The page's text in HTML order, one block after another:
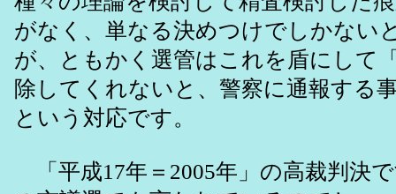
がなく、単なる決めつけでしかない
が、ともかく選管はこれを盾にして
除してくれないと、警察に通報する
という対応です。
「平成17年＝2005年」の高裁判決